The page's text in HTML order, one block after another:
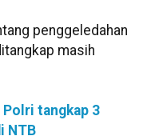
penggeledahan
masih
tangkap 3
NTB